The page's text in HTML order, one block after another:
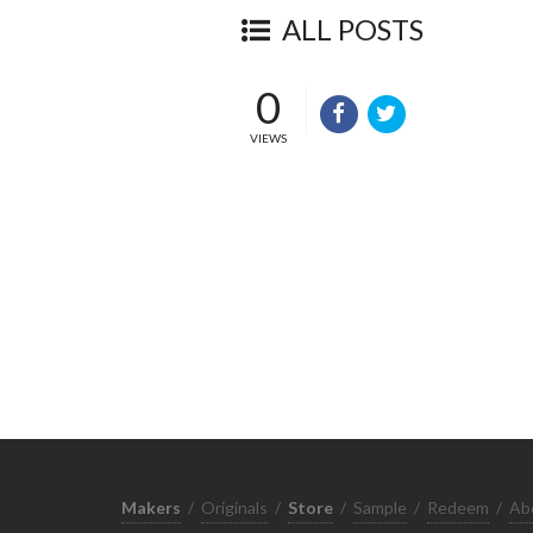
ALL POSTS
0
VIEWS
Makers / Originals / Store / Sample / Redeem /